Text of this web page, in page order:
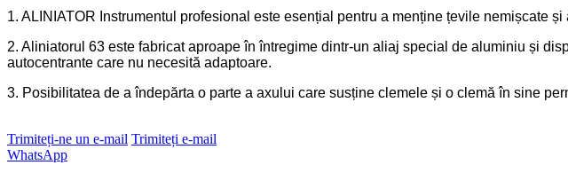
1. ALINIATOR Instrumentul profesional este esențial pentru a menține țevile nemișcate
2. Aliniatorul 63 este fabricat aproape în întregime dintr-un aliaj special de aluminiu și
autocentrante care nu necesită adaptoare.
3. Posibilitatea de a îndepărta o parte a axului care susține clemele și o clemă în sine
Trimiteți-ne un e-mail Trimiteți e-mail
WhatsApp